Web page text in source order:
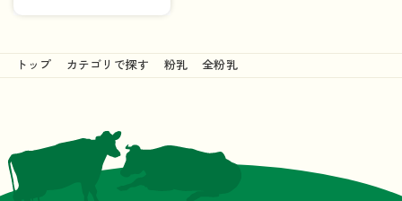
トップ カテゴリで探す 粉乳 全粉乳